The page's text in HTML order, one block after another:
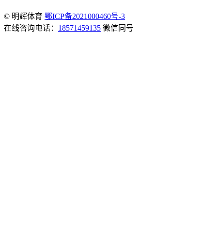
© 明辉体育 鄂ICP备2021000460号-3
在线咨询电话： 18571459135 微信同号